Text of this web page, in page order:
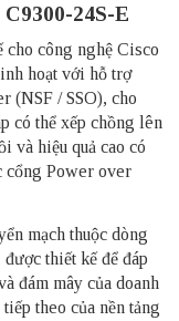
24S-E
cho công nghệ Cisco
hoạt với hỗ trợ
(NSF / SSO), cho
có thể xếp chồng lên
và hiệu quả cao có
cổng Power over
mạch thuộc dòng
thiết kế để đáp
đám mây của doanh
theo của nền tảng